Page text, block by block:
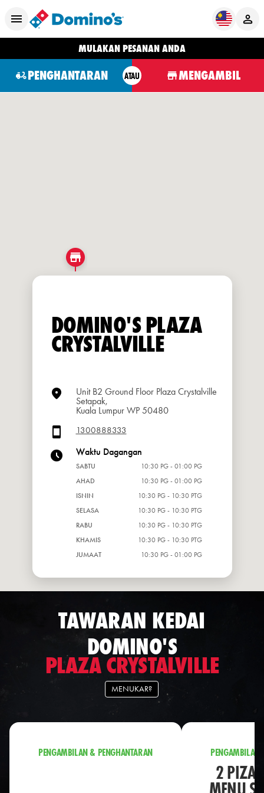
MULAKAN PESANAN ANDA
PENGHANTARAN ATAU MENGAMBIL
DOMINO'S PLAZA
CRYSTALVILLE
Unit B2 Ground Floor Plaza Crystalville
Setapak,
Kuala Lumpur WP 50480
1300888333
Waktu Dagangan
SABTU
10:30 PG - 01:00 PG
AHAD
10:30 PG - 01:00 PG
ISNIN
10:30 PG - 10:30 PTG
SELASA
10:30 PG - 10:30 PTG
RABU
10:30 PG - 10:30 PTG
KHAMIS
10:30 PG - 10:30 PTG
JUMAAT
10:30 PG - 01:00 PG
TAWARAN KEDAI
DOMINO'S
PLAZA CRYSTALVILLE
MENUKAR?
PENGAMBILAN & PENGHANTARAN PENGAMBILAN
2 PIZA